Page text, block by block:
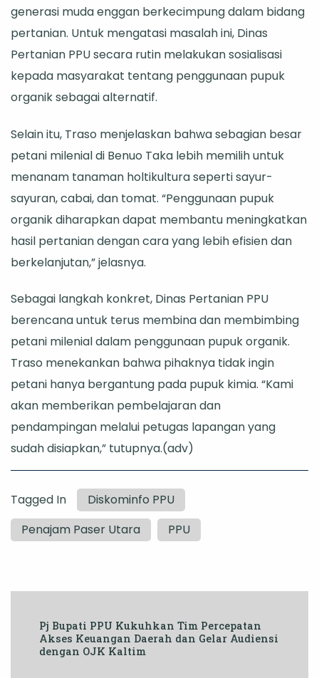
generasi muda enggan berkecimpung dalam bidang
pertanian. Untuk mengatasi masalah ini, Dinas
Pertanian PPU secara rutin melakukan sosialisasi
kepada masyarakat tentang penggunaan pupuk
organik sebagai alternatif.
Selain itu, Traso menjelaskan bahwa sebagian besar
petani milenial di Benuo Taka lebih memilih untuk
menanam tanaman holtikultura seperti sayur-
sayuran, cabai, dan tomat. “Penggunaan pupuk
organik diharapkan dapat membantu meningkatkan
hasil pertanian dengan cara yang lebih efisien dan
berkelanjutan,” jelasnya.
Sebagai langkah konkret, Dinas Pertanian PPU
berencana untuk terus membina dan membimbing
petani milenial dalam penggunaan pupuk organik.
Traso menekankan bahwa pihaknya tidak ingin
petani hanya bergantung pada pupuk kimia. “Kami
akan memberikan pembelajaran dan
pendampingan melalui petugas lapangan yang
sudah disiapkan,” tutupnya.(adv)
Tagged In
Diskominfo PPU
Penajam Paser Utara
PPU
Navigation
Pj Bupati PPU Kukuhkan Tim Percepatan
Akses Keuangan Daerah dan Gelar Audiensi
dengan OJK Kaltim